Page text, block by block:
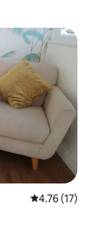
평점 4.76점
4.76 (17)